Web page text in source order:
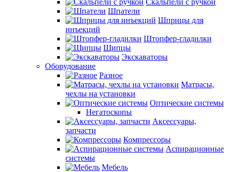
Скальпели с ручкой
Шпатели
Шприцы для
инъекций
Штопфер-гладилки
Щипцы
Экскаваторы
Оборудование
Разное
Матрасы,
чехлы на установки
Оптические системы
Негатоскопы
Аксессуары,
запчасти
Компрессоры
Аспирационные
системы
Мебель